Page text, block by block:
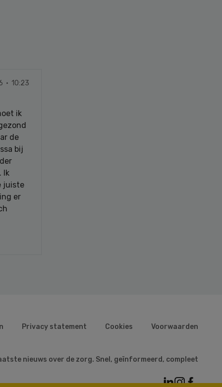
· 10:23
ik
de
bij
Ik
juiste
er
Privacy statement Cookies Voorwaarden
nieuws over de zorg. Snel, geïnformeerd, compleet